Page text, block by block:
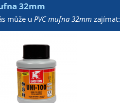
32mm
může u PVC mufna 32mmzajímat: